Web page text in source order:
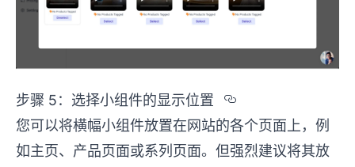
步骤 5：选择小组件的显示位置
Section titled
您可以将横幅小组件放置在网站的各个页面上，例
如主页、产品页面或系列页面。但强烈建议将其放